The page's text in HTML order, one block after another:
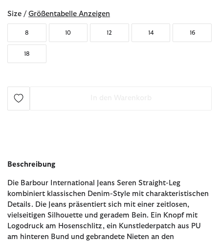
Size / Größentabelle Anzeigen
8 10 12 14 16
18
Beschreibung
Die Barbour International Jeans Seren Straight-Leg
kombiniert klassischen Denim-Style mit charakteristischen
Details. Die Jeans präsentiert sich mit einer zeitlosen,
vielseitigen Silhouette und geradem Bein. Ein Knopf mit
Logodruck am Hosenschlitz, ein Kunstlederpatch aus PU
am hinteren Bund und gebrandete Nieten an den